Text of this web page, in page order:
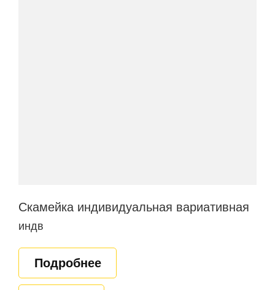
Скамейка индивидуальная вариативная
индв
Подробнее